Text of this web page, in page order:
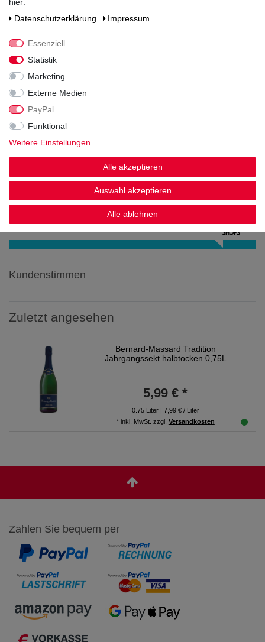
Jahrgangssekt
Korken
Zutaten / Allergene
enthält Schwefeldioxid und Sulfite
Hersteller / Importeur
Bernard-Massard Sektkellerei GmbH, Jakobstraße 8, 54290 Trier
Noch sind keine Bewertungen vorhanden.
Kundenstimmen
Zuletzt angesehen
Bernard-Massard Tradition
Jahrgangssekt halbtocken 0,75L
5,99 € *
0.75Liter| 7,99 € / Liter
* inkl. MwSt. zzgl. Versandkosten
Zahlen Sie bequem per
Daten­schutz­erklärung
Impressum
Essenziell
Statistik
Marketing
Externe Medien
PayPal
Funktional
Weitere Einstellungen
Alle akzeptieren
Auswahl akzeptieren
Alle ablehnen